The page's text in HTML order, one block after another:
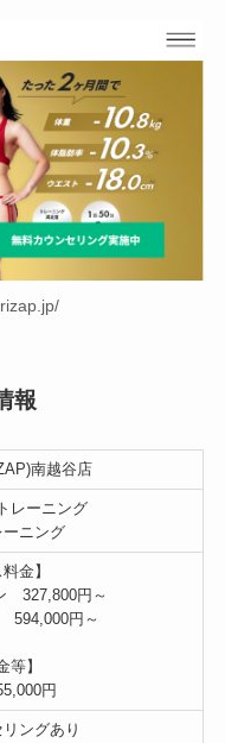
報
南越谷店
レーニング
ーニング
金】
327,800円～
594,000円～
等】
円
ングあり